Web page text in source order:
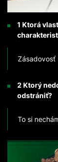
1 Ktorá
Zásadovosť
2 Ktorý
odstrániť?
To si